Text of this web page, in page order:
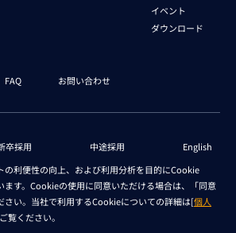
イベント
ダウンロード
FAQ お問い合わせ
卒採用 中途採用 English
護法 情報 セキュリティ基本方針
LINX Corporation. All Rights Reserved.
の利便性の向上、および利用分析を目的にCookie
ます。Cookieの使用に同意いただける場合は、「同意
さい。当社で利用するCookieについての詳細は[個人
覧ください。